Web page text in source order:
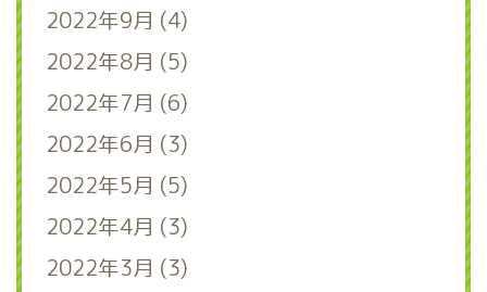
2022年9月 (4)
2022年8月 (5)
2022年7月 (6)
2022年6月 (3)
2022年5月 (5)
2022年4月 (3)
2022年3月 (3)